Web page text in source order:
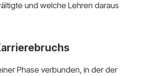
und welche Lehren daraus
Phase verbunden, in der der